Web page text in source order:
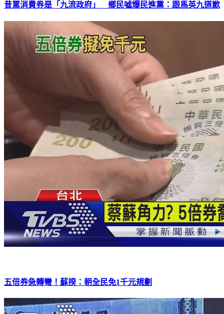
昔罵消費券是「九流政府」 鄉民噓爆民進黨：跟馬英九道歉
五倍券急轉彎！蘇揆：朝全民免1千元規劃